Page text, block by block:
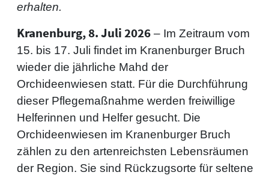
erhalten.
Kranenburg, 8. Juli 2026 – Im Zeitraum vom
15. bis 17. Juli findet im Kranenburger Bruch
wieder die jährliche Mahd der
Orchideenwiesen statt. Für die Durchführung
dieser Pflegemaßnahme werden freiwillige
Helferinnen und Helfer gesucht. Die
Orchideenwiesen im Kranenburger Bruch
zählen zu den artenreichsten Lebensräumen
der Region. Sie sind Rückzugsorte für seltene